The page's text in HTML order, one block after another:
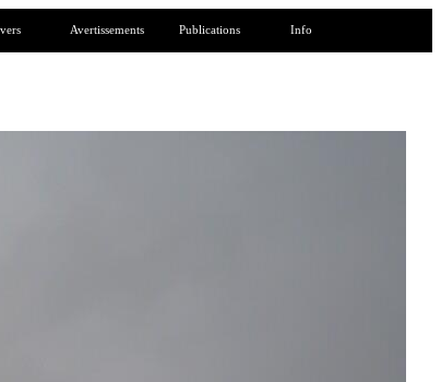
Avertissements Publications Info